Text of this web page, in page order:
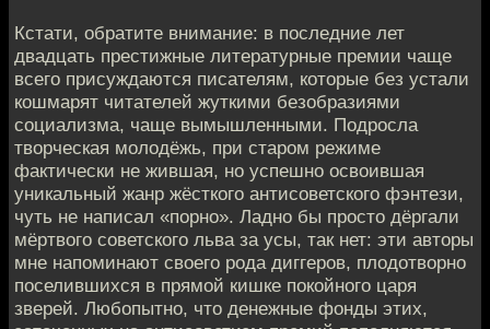
Кстати, обратите внимание: в последние лет
двадцать престижные литературные премии чаще
всего присуждаются писателям, которые без устали
кошмарят читателей жуткими безобразиями
социализма, чаще вымышленными. Подросла
творческая молодёжь, при старом режиме
фактически не жившая, но успешно освоившая
уникальный жанр жёсткого антисоветского фэнтези,
чуть не написал «порно». Ладно бы просто дёргали
мёртвого советского льва за усы, так нет: эти авторы
мне напоминают своего рода диггеров, плодотворно
поселившихся в прямой кишке покойного царя
зверей. Любопытно, что денежные фонды этих,